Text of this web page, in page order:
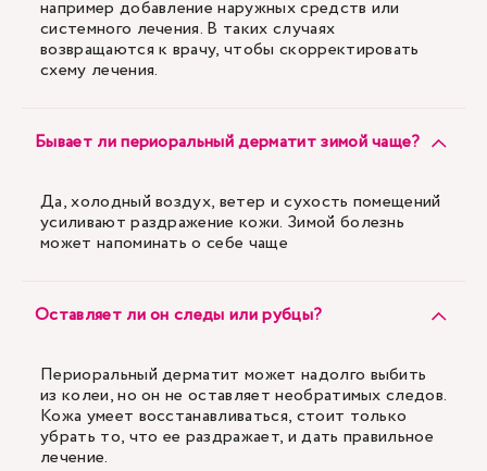
например добавление наружных средств или
системного лечения. В таких случаях
возвращаются к врачу, чтобы скорректировать
схему лечения.
Бывает ли периоральный дерматит зимой чаще?
Да, холодный воздух, ветер и сухость помещений
усиливают раздражение кожи. Зимой болезнь
может напоминать о себе чаще
Оставляет ли он следы или рубцы?
Периоральный дерматит может надолго выбить
из колеи, но он не оставляет необратимых следов.
Кожа умеет восстанавливаться, стоит только
убрать то, что ее раздражает, и дать правильное
лечение.